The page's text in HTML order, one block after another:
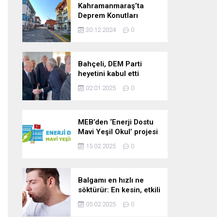
Kahramanmaraş’ta
Deprem Konutları
2025’te Teslim Edilecek
30.12.2024 0
Bahçeli, DEM Parti
heyetini kabul etti
02.01.2025 0
MEB’den ‘Enerji Dostu
Mavi Yeşil Okul’ projesi
15.02.2025 0
Balgamı en hızlı ne
söktürür: En kesin, etkili
ve çabuk balgam
söktürücü kür!
05.02.2025 0